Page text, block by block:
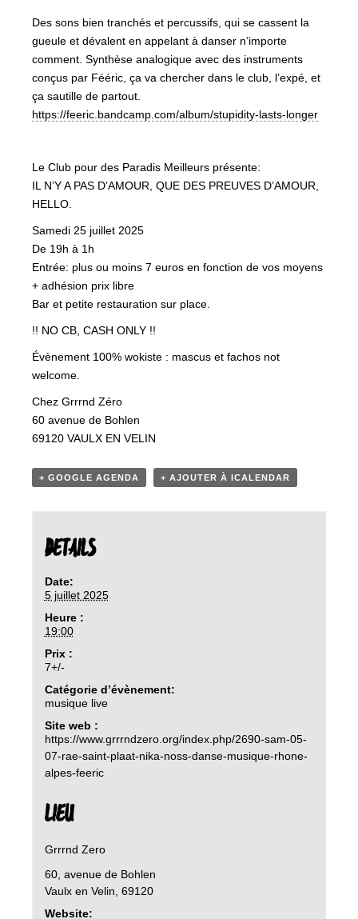
Des sons bien tranchés et percussifs, qui se cassent la
gueule et dévalent en appelant à danser n’importe
comment. Synthèse analogique avec des instruments
conçus par Fééric, ça va chercher dans le club, l’expé, et
ça sautille de partout.
https://feeric.bandcamp.com/album/stupidity-lasts-longer
Le Club pour des Paradis Meilleurs présente:
IL N’Y A PAS D’AMOUR, QUE DES PREUVES D’AMOUR,
HELLO.
Samedi 25 juillet 2025
De 19h à 1h
Entrée: plus ou moins 7 euros en fonction de vos moyens
+ adhésion prix libre
Bar et petite restauration sur place.
!! NO CB, CASH ONLY !!
Évènement 100% wokiste : mascus et fachos not
welcome.
Chez Grrrnd Zéro
60 avenue de Bohlen
69120 VAULX EN VELIN
+ GOOGLE AGENDA + AJOUTER À ICALENDAR
DETAILS
Date:
5 juillet 2025
Heure :
19:00
Prix :
7+/-
Catégorie d’évènement:
musique live
Site web :
https://www.grrrndzero.org/index.php/2690-sam-05-
07-rae-saint-plaat-nika-noss-danse-musique-rhone-
alpes-feeric
LIEU
Grrrnd Zero
60, avenue de Bohlen
Vaulx en Velin 69120
Website: